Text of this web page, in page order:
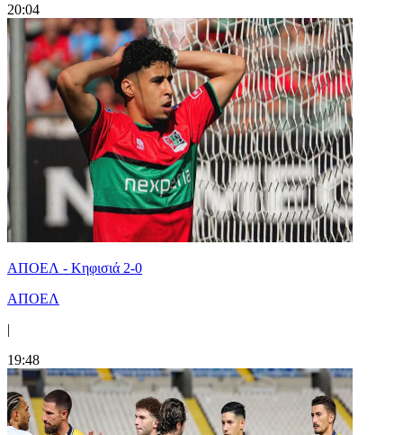
20:04
ΑΠΟΕΛ - Κηφισιά 2-0
ΑΠΟΕΛ
|
19:48